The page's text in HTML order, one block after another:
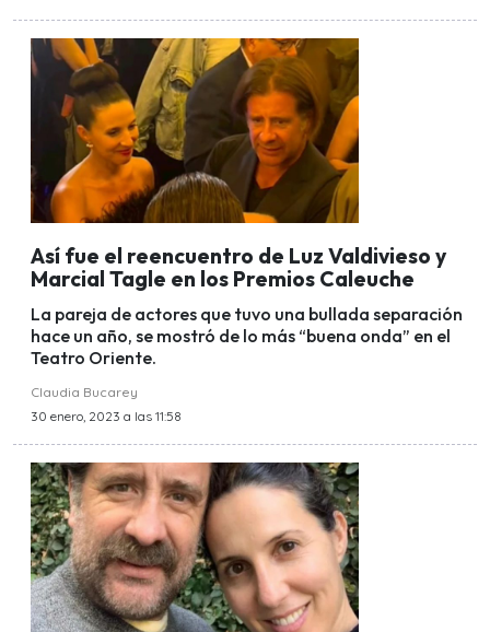
Así fue el reencuentro de Luz Valdivieso y
Marcial Tagle en los Premios Caleuche
La pareja de actores que tuvo una bullada separación
hace un año, se mostró de lo más “buena onda” en el
Teatro Oriente.
Claudia Bucarey
30 enero, 2023 a las 11:58